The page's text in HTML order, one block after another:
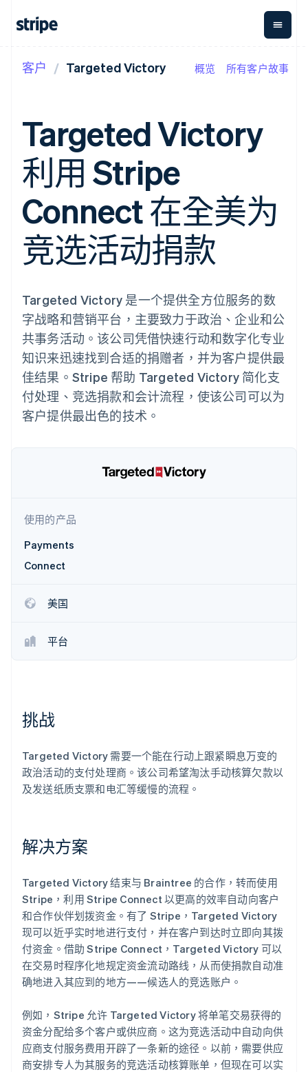
支付
在线支付
Managed
Payments
备案商家解决
方案
Payment links
无代码支付
Checkout
预构建支付界
面
Elements
methods
接入 125+ 种支
付方式
Authorization
Boost
支付成功率优
化
Link
加速结账
营收
经常性收入
Metronome
按用量计费
Subscriptions
订阅管理
Invoicing
一次性或定期
账单
Tax
销售税和增值
税自动化
会计自动化
Stripe Sigma
自定义报告
Data Pipeline
数据同步
资金管
Payouts
钱包、
稳定币
发行和
平台
Product roadmap
欺诈防范
初创企业注册
Climate
按企业阶段
按应用场景
智能体商务
加密货币
电子商务
嵌入式金融
财务自动化
全球化企业
应用内支付
资金管理
平台
SaaS
按行业
AI 企业
创作者经济
媒体与娱乐
非营利组织
文档
库与 SDK
Stripe Apps
接受线上付款
实施预置结账流程
构建平台或交易市场
管理订阅
提供按用量计费
通过智能体配置和管理服
务
资源
应用集成
代码示例
开发者博客
学习
指南
支持
获取支持
托管支持方案
专业服务
产品路线图
Sessions 年度大会
招聘
资讯中心
Stripe Press
联系
联系销售
客户 Targeted Victory 概览 所有客户故事
Targeted Victory
利用 Stripe
Connect 在全美为
竞选活动捐款
Targeted Victory 是一个提供全方位服务的数
字战略和营销平台，主要致力于政治、企业和公
共事务活动。该公司凭借快速行动和数字化专业
知识来迅速找到合适的捐赠者，并为客户提供最
佳结果。Stripe 帮助 Targeted Victory 简化支
付处理、竞选捐款和会计流程，使该公司可以为
客户提供最出色的技术。
使用的产品
Payments
Connect
美国
平台
挑战
Targeted Victory 需要一个能在行动上跟紧瞬息万变的
政治活动的支付处理商。该公司希望淘汰手动核算欠款以
及发送纸质支票和电汇等缓慢的流程。
解决方案
Targeted Victory 结束与 Braintree 的合作，转而使用
Stripe，利用 Stripe Connect 以更高的效率自动向客户
和合作伙伴划拨资金。有了 Stripe，Targeted Victory
现可以近乎实时地进行支付，并在客户到达时立即向其拨
付资金。借助 Stripe Connect，Targeted Victory 可以
在交易时程序化地规定资金流动路线，从而使捐款自动准
确地进入其应到的地方——候选人的竞选账户。
例如，Stripe 允许 Targeted Victory 将单笔交易获得的
资金分配给多个客户或供应商。这为竞选活动中自动向供
应商支付服务费用开辟了一条新的途径。以前，需要供应
商安排专人为其服务的竞选活动核算账单，但现在可以实